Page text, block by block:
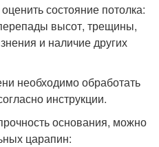
состояние потолка:
высот, трещины,
и наличие других
необходимо обработать
инструкции.
основания, можно
царапин: